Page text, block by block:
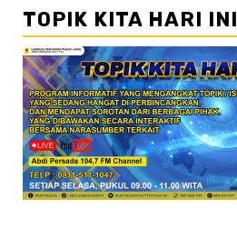
TOPIK KITA HARI INI